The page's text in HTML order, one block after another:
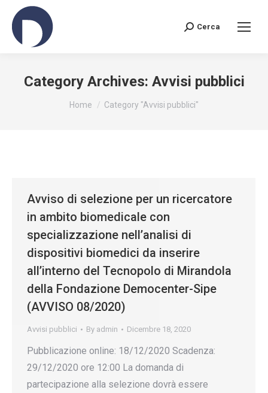
Search:
Cerca
Category Archives: Avvisi pubblici
You are here:
Home Category "Avvisi pubblici"
Avviso di selezione per un ricercatore
in ambito biomedicale con
specializzazione nell’analisi di
dispositivi biomedici da inserire
all’interno del Tecnopolo di Mirandola
della Fondazione Democenter-Sipe
(AVVISO 08/2020)
Avvisi pubblici By admin Dicembre 18, 2020
Pubblicazione online: 18/12/2020 Scadenza:
29/12/2020 ore 12:00 La domanda di
partecipazione alla selezione dovrà essere